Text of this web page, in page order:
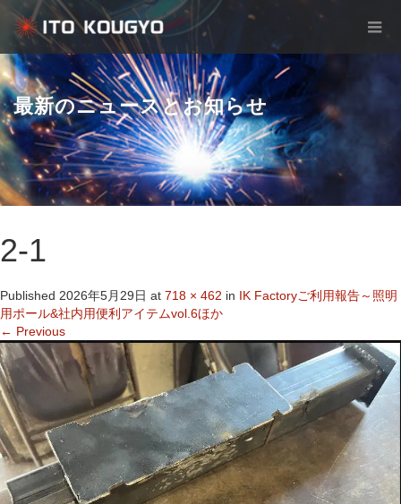
最新のニュースとお知らせ
2-1
Published 2026年5月29日 at 718 × 462 in IK Factoryご利用報告～照明
用ポール&社内用便利アイテムvol.6ほか
← Previous